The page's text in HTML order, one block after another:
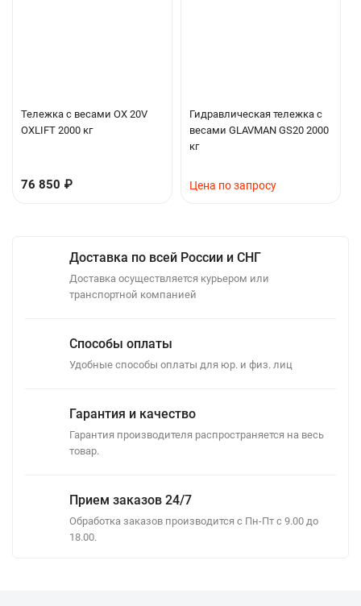
Благодаря четырём высокоточным датчикам точность
остается высокой даже при смещении груза от центра или
711106
Бренд, Модель:
индикатора :
Рабочая среда :
Температура
эксплуатации :
Тележка с весами OX 20V
OXLIFT 2000 кг
76 850 ₽
Гидравлическая тележка с
весами GLAVMAN GS20 2000
кг
Цена по запросу
Доставка по всей России и СНГ
Доставка осуществляется курьером или
транспортной компанией
Способы оплаты
Удобные способы оплаты для юр. и физ. лиц
Гарантия и качество
Гарантия производителя распространяется на весь
товар.
Прием заказов 24/7
Обработка заказов производится с Пн-Пт с 9.00 до
18.00.